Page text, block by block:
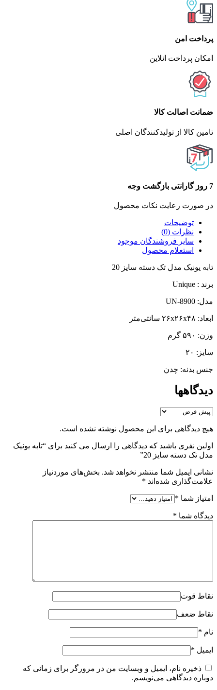
پرداخت امن
امکان پرداخت انلاین
ضمانت اصالت کالا
تامین کالا از تولیدکنندگان اصلی
7 روز گارانتی بازگشت وجه
در صورت رعایت نکات محصول
توضیحات
نظرات (0)
سایر فروشندگان موجود
استعلام محصول
تابه یونیک مدل تک دسته سایز 20
برند : Unique
مدل: UN-8900
ابعاد: ۲۶x۲۶x۴۸ سانتی‌متر
وزن: ۵۹۰ گرم
سایز: ۲۰
جنس بدنه: چدن
دیدگاهها
هیچ دیدگاهی برای این محصول نوشته نشده است.
اولین نفری باشید که دیدگاهی را ارسال می کنید برای “تابه یونیک
مدل تک دسته سایز 20”
نشانی ایمیل شما منتشر نخواهد شد. بخش‌های موردنیاز
علامت‌گذاری شده‌اند *
امتیاز شما *
دیدگاه شما *
نقاط قوت
نقاط ضعف
نام *
ایمیل *
ذخیره نام، ایمیل و وبسایت من در مرورگر برای زمانی که
دوباره دیدگاهی می‌نویسم.